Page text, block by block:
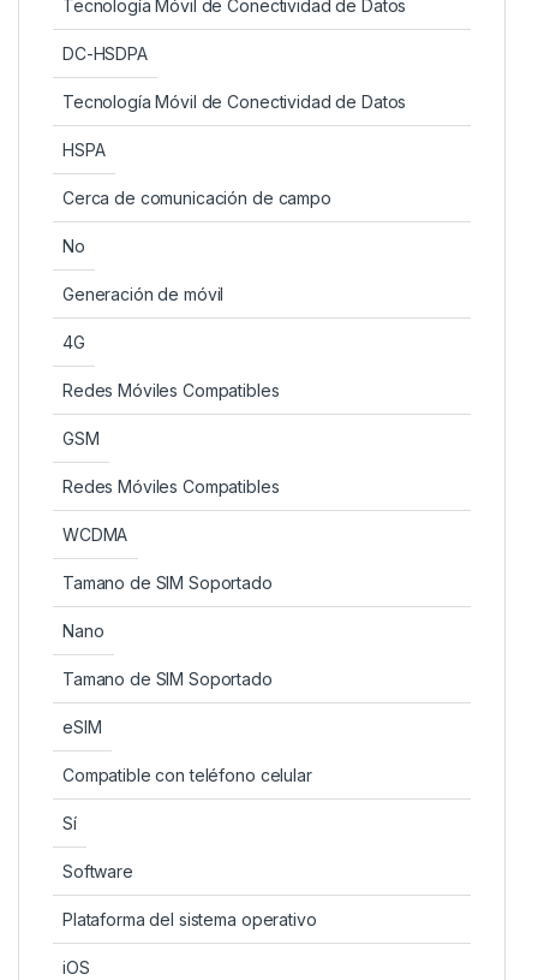
Tecnología Móvil de Conectividad de Datos
DC-HSDPA
Tecnología Móvil de Conectividad de Datos
HSPA
Cerca de comunicación de campo
No
Generación de móvil
4G
Redes Móviles Compatibles
GSM
Redes Móviles Compatibles
WCDMA
Tamano de SIM Soportado
Nano
Tamano de SIM Soportado
eSIM
Compatible con teléfono celular
Sí
Software
Plataforma del sistema operativo
iOS